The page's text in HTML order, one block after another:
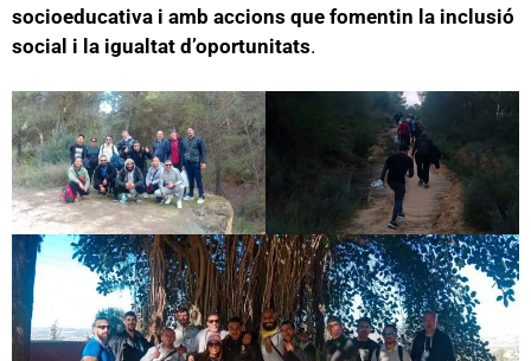
socioeducativa i amb accions que fomentin la inclusió
social i la igualtat d’oportunitats.